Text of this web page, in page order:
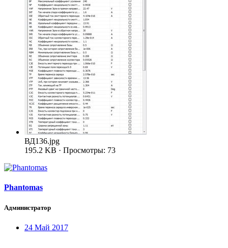
ВД136.jpg
195.2 KB · Просмотры: 73
Phantomas
Администратор
24 Май 2017